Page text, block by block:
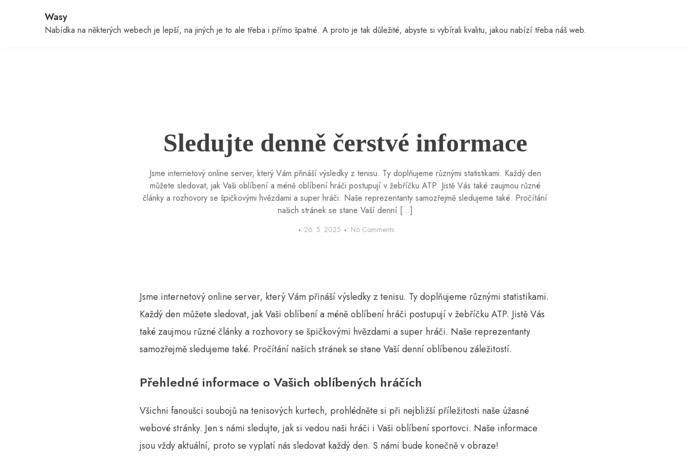
Wasy
Nabídka na některých webech je lepší, na jiných je to ale třeba i přímo špatné. A proto je tak důležité, abyste si vybírali kvalitu, jakou nabízí třeba náš web.
Sledujte denně čerstvé informace
Jsme internetový online server, který Vám přináší výsledky z tenisu. Ty doplňujeme různými statistikami. Každý den
můžete sledovat, jak Vaši oblíbení a méně oblíbení hráči postupují v žebříčku ATP. Jistě Vás také zaujmou různé
články a rozhovory se špičkovými hvězdami a super hráči. Naše reprezentanty samozřejmě sledujeme také. Pročítání
našich stránek se stane Vaší denní […]
26. 5. 2025 No Comments
Jsme internetový online server, který Vám přinášívýsledky z tenisu. Ty doplňujeme různými statistikami.
Každý den můžete sledovat, jak Vaši oblíbení a méně oblíbení hráči postupují v žebříčku ATP. Jistě Vás
také zaujmou různé články a rozhovory se špičkovými hvězdami a super hráči. Naše reprezentanty
samozřejmě sledujeme také. Pročítání našich stránek se stane Vaší denní oblíbenou záležitostí.
Přehledné informace o Vašich oblíbených hráčích
Všichni fanoušci soubojů na tenisových kurtech, prohlédněte si při nejbližší příležitosti naše úžasné
webové stránky. Jen s námi sledujte, jak si vedou naši hráči i Vaši oblíbení sportovci. Naše informace
jsou vždy aktuální, proto se vyplatí nás sledovat každý den. S námi bude konečně v obraze!